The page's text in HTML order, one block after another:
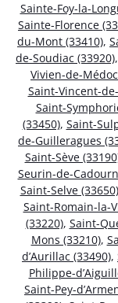
Sainte-Foy-la-
Sainte-Florence
du-Mont (33410),
de-Soudiac (33920),
Vivien-de-
Saint-Vincent-
Saint-
(33450), Saint-
de-Guilleragues
Saint-Sève
Seurin-de-
Saint-Selve (33650)
Saint-Romain-la-
(33220), Saint-
Mons (33210),
d’Aurillac (33490),
Philippe-
Saint-Pey-